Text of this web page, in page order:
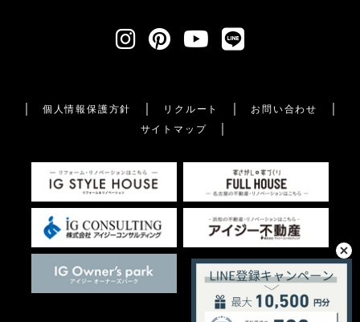
個人情報保護方針 リクルート
お問い合わせ
サイトマップ